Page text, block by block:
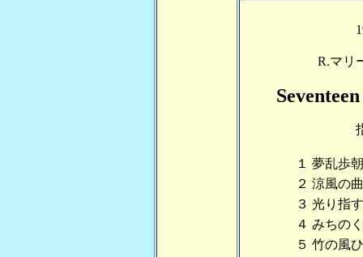
R.マリ
１
夢乱歩
２ 涼風の
３ 光り指
４ みちの
５ 竹の風